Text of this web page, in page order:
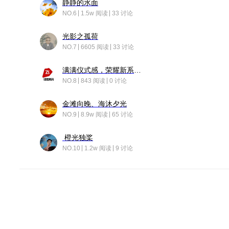
静静的水面
NO.6 1.5w 阅读 33 讨论
光影之孤荷
NO.7 6605 阅读 33 讨论
NO.8 843 阅读 0 讨论
金滩向晚、海沐夕光
NO.9 8.9w 阅读 65 讨论
橙光独桨
NO.10 1.2w 阅读 9 讨论